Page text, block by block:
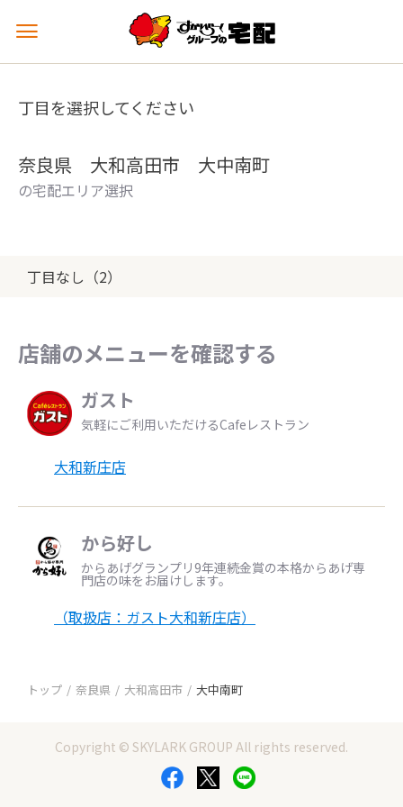
メ
ュ
を
丁目を選択してください
奈良県 大和高田市 大中南町
の宅配エリア選択
丁目なし（2）
店舗のメニューを確認する
ガスト
気軽にご利用いただけるCafeレストラン
大和新庄店
から好し
からあげグランプリ9年連続金賞の本格からあげ専
門店の味をお届けします。
（取扱店：ガスト大和新庄店）
トップ 奈良県 大和高田市 大中南町
Copyright © SKYLARK GROUP All rights reserved.